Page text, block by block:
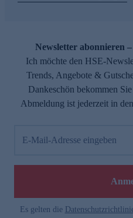
Newsletter abonnieren
Ich möchte den HSE-
Trends, Angebote &
Dankeschön bekommen
Abmeldung ist jederzeit in
E-Mail-Adresse eingeben
Es gelten die